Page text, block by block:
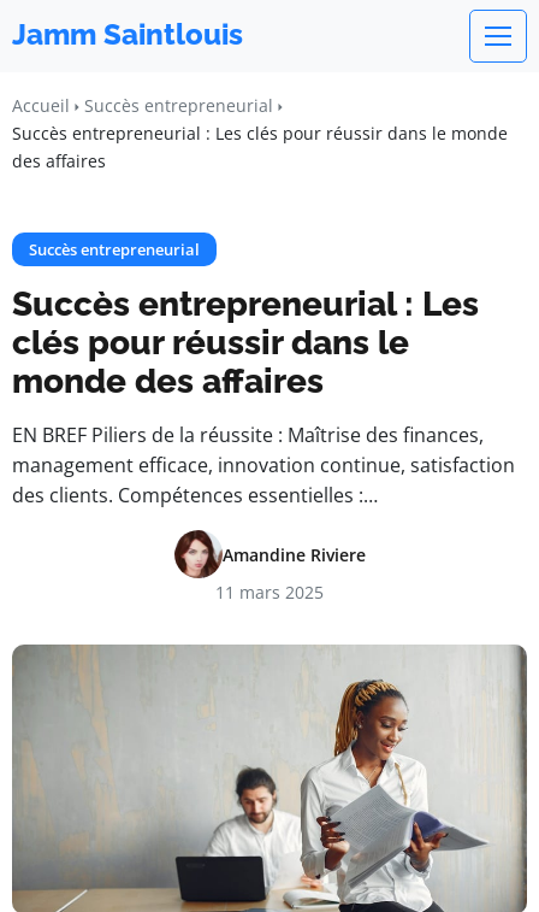
Jamm Saintlouis
Accueil
Succès entrepreneurial
Succès entrepreneurial : Les clés pour réussir dans le monde
des affaires
Succès entrepreneurial
Succès entrepreneurial : Les
clés pour réussir dans le
monde des affaires
EN BREF Piliers de la réussite : Maîtrise des finances,
management efficace, innovation continue, satisfaction
des clients. Compétences essentielles :…
Amandine Riviere
11 mars 2025